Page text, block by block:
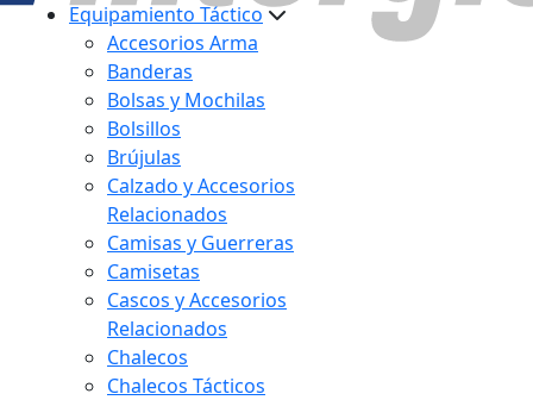
Equipamiento Táctico
Accesorios Arma
Banderas
Bolsas y Mochilas
Bolsillos
Brújulas
Calzado y Accesorios
Relacionados
Camisas y Guerreras
Camisetas
Cascos y Accesorios
Relacionados
Chalecos
Chalecos Tácticos